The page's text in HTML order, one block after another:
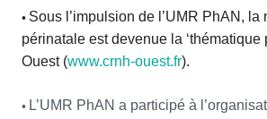
• Sous l’impulsion de l’UMR PhAN, la
périnatale est devenue la ‘thématique
Ouest (www.crnh-ouest.fr).
• L’UMR PhAN a participé à